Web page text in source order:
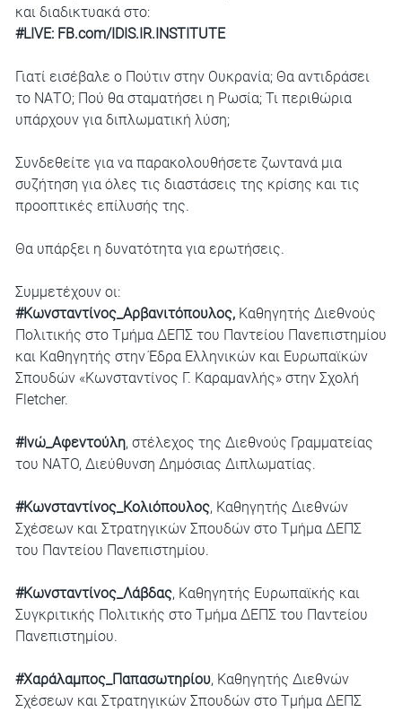
και διαδικτυακά στο:
#LIVE: FB.com/IDIS.IR.INSTITUTE
Γιατί εισέβαλε ο Πούτιν στην Ουκρανία; Θα αντιδράσει
το ΝΑΤΟ; Πού θα σταματήσει η Ρωσία; Τι περιθώρια
υπάρχουν για διπλωματική λύση;
Συνδεθείτε για να παρακολουθήσετε ζωντανά μια
συζήτηση για όλες τις διαστάσεις της κρίσης και τις
προοπτικές επίλυσής της.
Θα υπάρξει η δυνατότητα για ερωτήσεις.
Συμμετέχουν οι:
#Κωνσταντίνος_Αρβανιτόπουλος,Καθηγητής Διεθνούς
Πολιτικής στο Τμήμα ΔΕΠΣ του Παντείου Πανεπιστημίου
και Καθηγητής στην Έδρα Ελληνικών και Ευρωπαϊκών
Σπουδών «Κωνσταντίνος Γ. Καραμανλής» στην Σχολή
Fletcher.
#Ινώ_Αφεντούλη, στέλεχος της Διεθνούς Γραμματείας
του ΝΑΤΟ, Διεύθυνση Δημόσιας Διπλωματίας.
#Κωνσταντίνος_Κολιόπουλος, Καθηγητής Διεθνών
Σχέσεων και Στρατηγικών Σπουδών στο Τμήμα ΔΕΠΣ
του Παντείου Πανεπιστημίου.
#Κωνσταντίνος_Λάβδας, Καθηγητής Ευρωπαϊκής και
Συγκριτικής Πολιτικής στο Τμήμα ΔΕΠΣ του Παντείου
Πανεπιστημίου.
#Χαράλαμπος_Παπασωτηρίου, Καθηγητής Διεθνών
Σχέσεων και Στρατηγικών Σπουδών στο Τμήμα ΔΕΠΣ